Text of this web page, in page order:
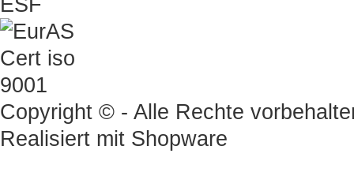
Copyright © - Alle Rechte
Realisiert mit Shopware